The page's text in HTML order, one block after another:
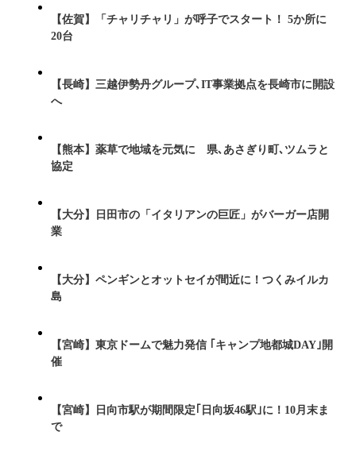
【佐賀】「チャリチャリ」が呼子でスタート！ 5か所に
20台
【長崎】三越伊勢丹グループ､IT事業拠点を長崎市に開設
へ
【熊本】薬草で地域を元気に 県､あさぎり町､ツムラと
協定
【大分】日田市の「イタリアンの巨匠」がバーガー店開
業
【大分】ペンギンとオットセイが間近に！つくみイルカ
島
【宮崎】東京ドームで魅力発信 ｢キャンプ地都城DAY｣開
催
【宮崎】日向市駅が期間限定｢日向坂46駅｣に！10月末ま
で